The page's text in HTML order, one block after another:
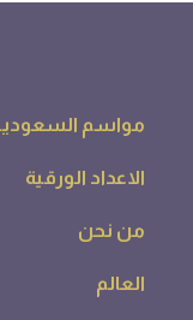
مواسم السعودية
الاعداد الورقية
من نحن
العالم